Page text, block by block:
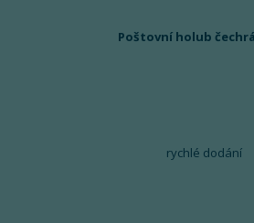
Poštovní holub
rychlé dodání